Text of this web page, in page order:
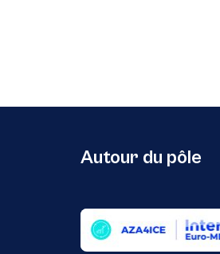
Autour du pôle